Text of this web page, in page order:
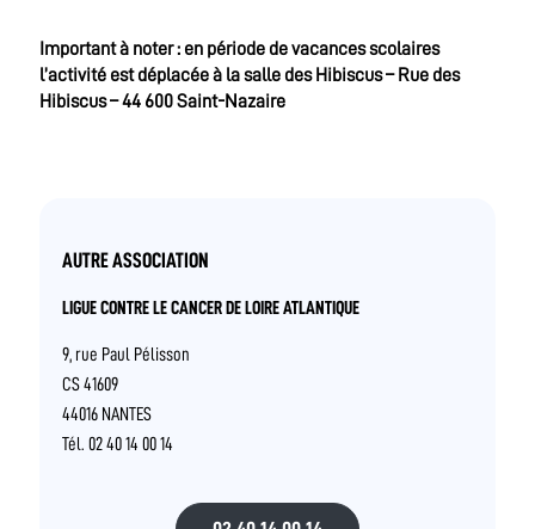
Important à noter : en période de vacances scolaires
l’activité est déplacée à la salle des Hibiscus – Rue des
Hibiscus – 44 600 Saint-Nazaire
AUTRE ASSOCIATION
LIGUE CONTRE LE CANCER DE LOIRE ATLANTIQUE
9, rue Paul Pélisson
CS 41609
44016 NANTES
Tél. 02 40 14 00 14